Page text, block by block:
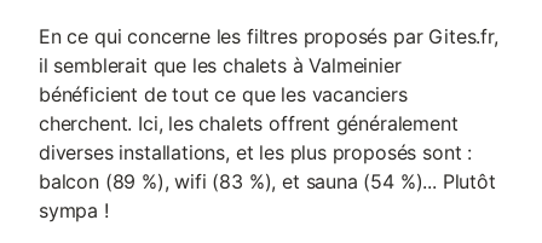
En ce qui concerne les filtres proposés par Gites.fr,
il semblerait que les chalets à Valmeinier
bénéficient de tout ce que les vacanciers
cherchent. Ici, les chalets offrent généralement
diverses installations, et les plus proposés sont :
balcon (89 %), wifi (83 %), et sauna (54 %)... Plutôt
sympa !